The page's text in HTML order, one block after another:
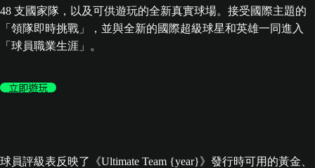
48 支國家隊，以及可供遊玩的全新真實球場。接受國際主題的
「領隊即時挑戰」，並與全新的國際超級球星和英雄一同進入
「球員職業生涯」。
立即遊玩
球員評級表反映了《Ultimate Team {year}》發行時可用的黃金、